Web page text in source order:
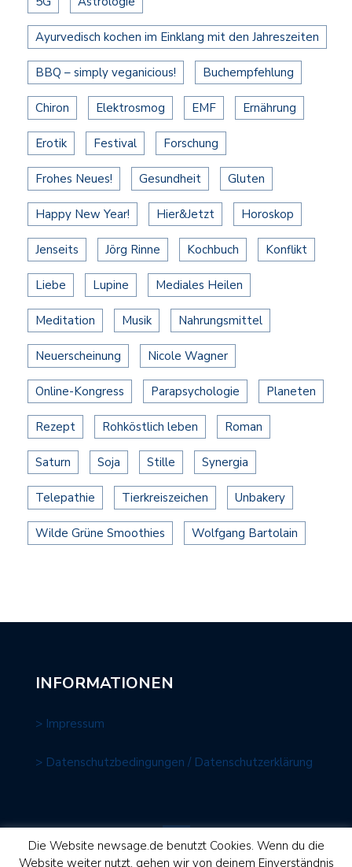
Ayurvedisch kochen im Einklang mit den Jahreszeiten
BBQ – simply veganicious! Buchempfehlung
Chiron Elektrosmog EMF Ernährung
Erotik Festival Forschung
Frohes Neues! Gesundheit Gluten
Happy New Year! Hier&Jetzt Horoskop
Jenseits Jörg Rinne Kochbuch Konflikt
Liebe Lupine Mediales Heilen
Meditation Musik Nahrungsmittel
Neuerscheinung Nicole Wagner
Online-Kongress Parapsychologie Planeten
Rezept Rohköstlich leben Roman
Saturn Soja Stille Synergia
Telepathie Tierkreiszeichen Unbakery
Wilde Grüne Smoothies Wolfgang Bartolain
INFORMATIONEN
> Impressum
> Datenschutzbedingungen / Datenschutzerklärung
Die Website newsage.de benutzt Cookies. Wenn du die
Website weiter nutzt, gehen wir von deinem Einverständnis